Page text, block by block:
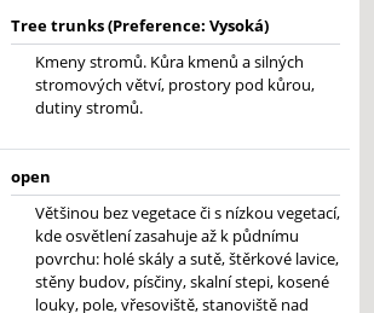
Tree trunks (Preference: Vysoká)
Kmeny stromů. Kůra kmenů a silných
stromových větví, prostory pod kůrou,
dutiny stromů.
open
Většinou bez vegetace či s nízkou vegetací,
kde osvětlení zasahuje až k půdnímu
povrchu: holé skály a sutě, štěrkové lavice,
stěny budov, písčiny, skalní stepi, kosené
louky, pole, vřesoviště, stanoviště nad